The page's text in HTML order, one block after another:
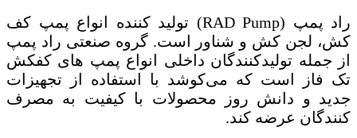
راد پمپ (RAD Pump) تولید کننده انواع پمپ کف
کش، لجن کش و شناور است. گروه صنعتی راد پمپ
از جمله تولیدکنندگان داخلی انواع پمپ های کفکش
تک فاز است که می‌کوشد با استفاده از تجهیزات
جدید و دانش روز محصولات با کیفیت به مصرف
کنندگان عرضه کند.